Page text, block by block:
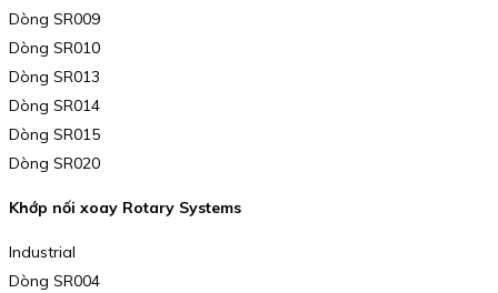
Dòng SR009
Dòng SR010
Dòng SR013
Dòng SR014
Dòng SR015
Dòng SR020
Khớp nối xoay Rotary Systems
Industrial
Dòng SR004